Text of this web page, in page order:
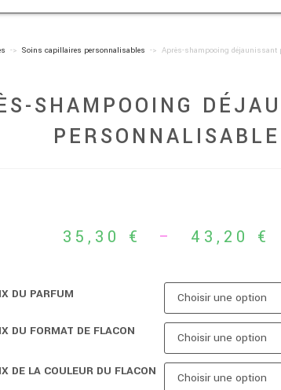
-> Soins capillaires personnalisables -> Après-shampooing déjaunissant
SHAMPOOING
PERSONNALISABLE
35,30 € – 43,20 €
DU PARFUM
DU FORMAT DE FLACON
DE LA COULEUR DU FLACON